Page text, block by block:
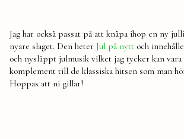
Jag har också passat på att knåpa ihop en ny
nyare slaget. Den heter Jul på nytt och
och nysläppt julmusik vilket jag tycker kan
komplement till de klassiska hitsen som man
Hoppas att ni gillar!